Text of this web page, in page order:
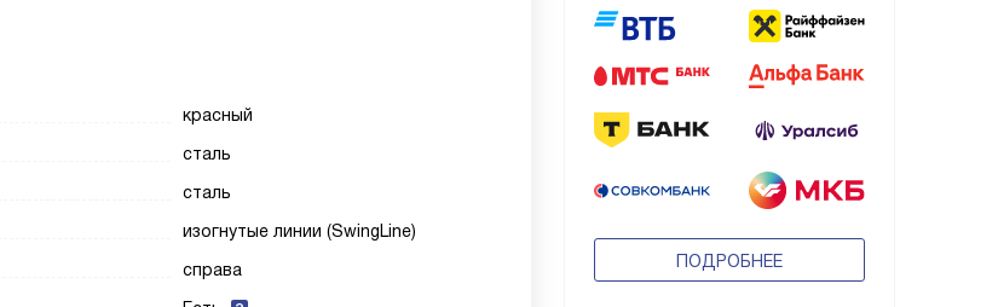
ПОДРОБНЕЕ
красный
сталь
сталь
изогнутые линии (SwingLine)
справа